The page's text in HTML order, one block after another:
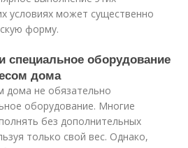
условиях может существенно
форму.
специальное оборудование
дома
дома не обязательно
оборудование. Многие
без дополнительных
только свой вес. Однако,